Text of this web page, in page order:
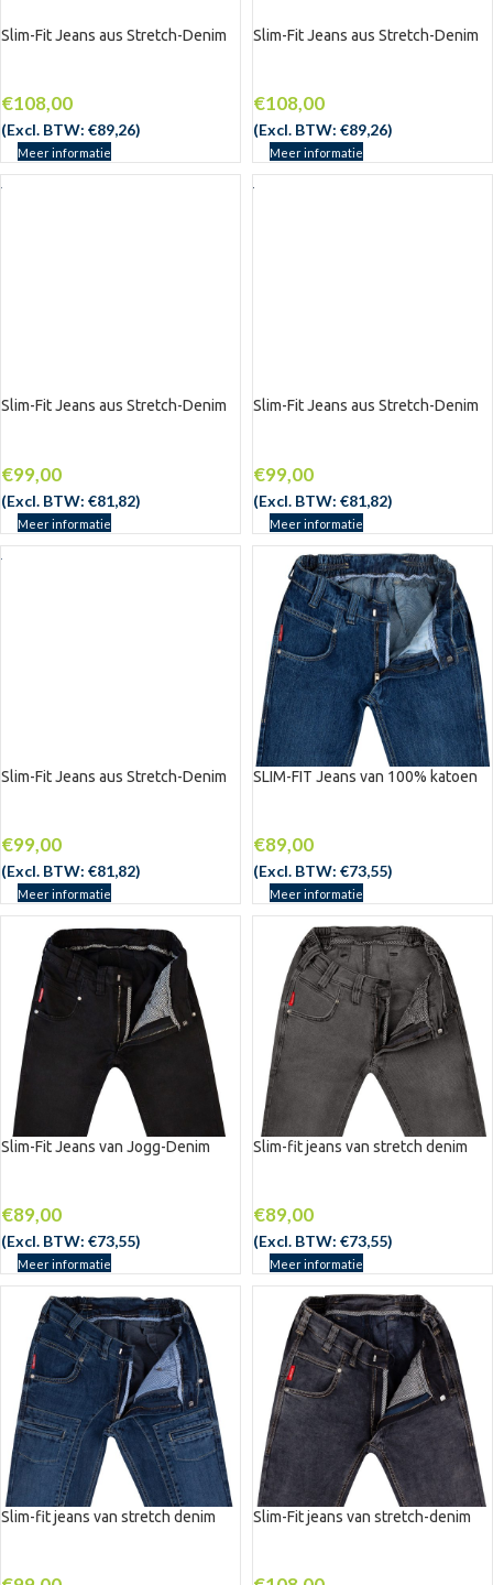
Slim-Fit Jeans aus Stretch-Denim
€108,00
(Excl. BTW: €89,26)
Meer informatie
Slim-Fit Jeans aus Stretch-Denim
€108,00
(Excl. BTW: €89,26)
Meer informatie
Slim-Fit Jeans aus Stretch-Denim
€99,00
(Excl. BTW: €81,82)
Meer informatie
Slim-Fit Jeans aus Stretch-Denim
€99,00
(Excl. BTW: €81,82)
Meer informatie
Slim-Fit Jeans aus Stretch-Denim
€99,00
(Excl. BTW: €81,82)
Meer informatie
SLIM-FIT Jeans van 100% katoen
€89,00
(Excl. BTW: €73,55)
Meer informatie
Slim-Fit Jeans van Jogg-Denim
€89,00
(Excl. BTW: €73,55)
Meer informatie
Slim-fit jeans van stretch denim
€89,00
(Excl. BTW: €73,55)
Meer informatie
Slim-fit jeans van stretch denim Slim-Fit jeans van stretch-denim